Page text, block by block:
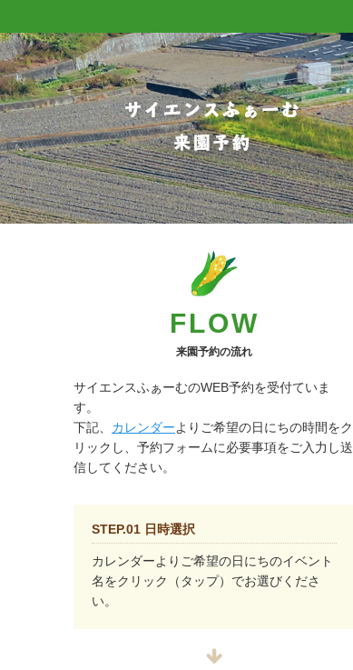
FLOW
来園予約の流れ
サイエンスふぁーむのWEB予約を受付ていま
す。
下記、 カレンダーよりご希望の日にちの時間をク
リックし、予約フォームに必要事項をご入力し送
信してください。
STEP.01 日時選択
カレンダーよりご希望の日にちのイベント
名をクリック（タップ）でお選びくださ
い。